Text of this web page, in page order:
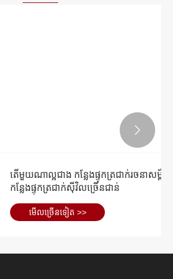
ពាល់ដល់បរិស្ថាន។ ពួកវាអាចកែច្នៃ និងប្រើប្រាស់
និងផលប៉ះពាល់ដល់បរិស្ថាន។ ទិដ្ឋភាព​និរន្តរ
ខ្លាំង​ឡើង​ក្នុង​ការ​អនុវត្ត​សំណង់​ទំនើប។
ព័ន្ធដែកអាកាសយានដ្ឋានរួមមាន កម្លាំង ធន់
សំណង់ទម្ងន់ស្រាល ងាយស្រួលដំឡើង និងរុះរើ ធន់នឹង
ថាន។ អត្ថប្រយោជន៍ទាំងនេះរួមចំណែកដល់សុវត្ថិភាព
កន្លែងព្រលានយន្តហោះទាំងមូល។
កន្លែងផ្ទុកត្រជាក់រចនាសម្ព័ន្ធដែក ឬ
ក់ស៊ីវិលច្រើនជាន់
ត >>
